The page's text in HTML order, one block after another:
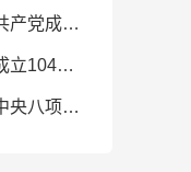
大会上的讲话
上的讲话
结评估报告